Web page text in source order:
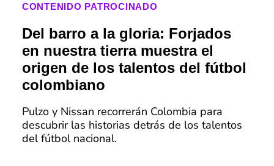
CONTENIDO PATROCINADO
Del barro a la gloria: Forjados
en nuestra tierra muestra el
origen de los talentos del fútbol
colombiano
Pulzo y Nissan recorrerán Colombia para
descubrir las historias detrás de los talentos
del fútbol nacional.